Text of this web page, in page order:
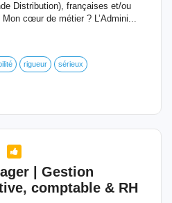
Distribution), françaises et/ou
cœur de métier ? L’Admini...
rigueur sérieux
| Gestion
comptable & RH